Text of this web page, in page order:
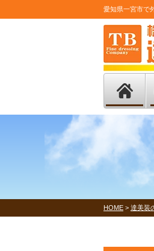
愛知県一宮市で
HOME > 達美装